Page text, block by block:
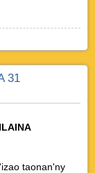
31
taonan'ny